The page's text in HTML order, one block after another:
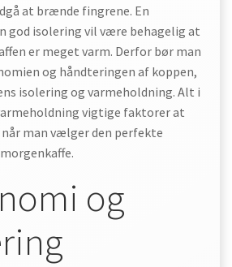
at brænde fingrene. En
god isolering vil være behagelig at
er meget varm. Derfor bør man
og håndteringen af koppen,
isolering og varmeholdning. Alt i
vigtige faktorer at
man vælger den perfekte
og